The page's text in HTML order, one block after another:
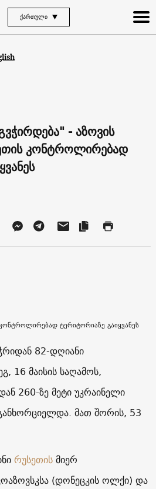
ᲥᲐᲠᲗᲣᲚᲘ
- აზოვის
კონტროლირებად
ტერიტორიაზე გაიყვანეს
82-დღიანი
16 მაისის საღამოს,
260-ზე მეტი უკრაინელი
განხორციელდა. მათ შორის, 53
რუსეთისმიერ
(დონეცკის ოლქი) და